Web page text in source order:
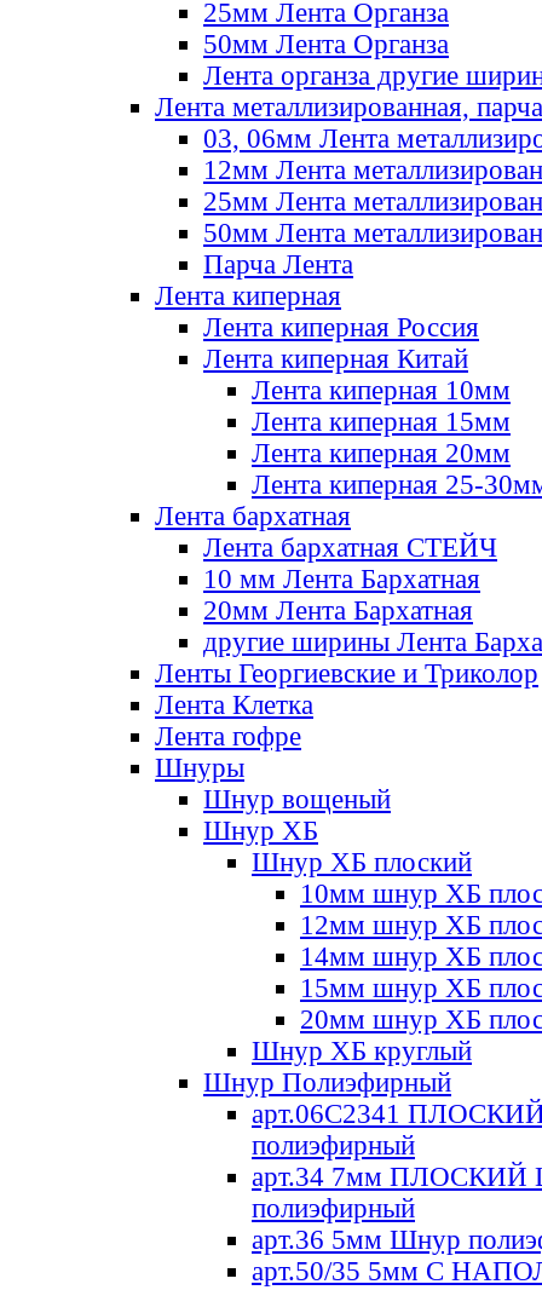
25мм Лента Органза
50мм Лента Органза
Лента органза другие
Лента металлизированная, парча
03, 06мм Лента
12мм Лента
25мм Лента
50мм Лента
Парча Лента
Лента киперная
Лента киперная Россия
Лента киперная Китай
Лента киперная 10мм
Лента киперная 15мм
Лента киперная 20мм
Лента киперная 25-
Лента бархатная
Лента бархатная СТЕЙЧ
10 мм Лента Бархатная
20мм Лента Бархатная
другие ширины Лента
Ленты Георгиевские и Триколор
Лента Клетка
Лента гофре
Шнуры
Шнур вощеный
Шнур ХБ
Шнур ХБ плоский
10мм шнур ХБ
12мм шнур ХБ
14мм шнур ХБ
15мм шнур ХБ
20мм шнур ХБ
Шнур ХБ круглый
Шнур Полиэфирный
арт.06С2341
полиэфирный
арт.34 7мм ПЛОСКИЙ
полиэфирный
арт.36 5мм Шнур
арт.50/35 5мм С